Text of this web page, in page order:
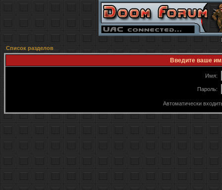
Список разделов
Введите ваше
Имя:
Пароль:
Автоматически